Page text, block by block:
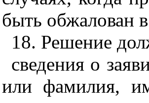
быть обжалован
18. Решение
сведения о
или фамилия,